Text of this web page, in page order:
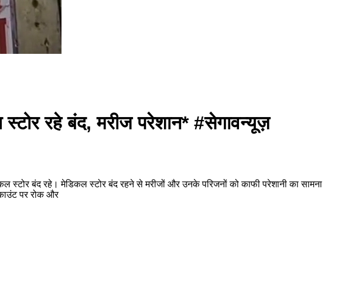
रहे बंद, मरीज परेशान* #सेगावन्यूज़
बंद रहे। मेडिकल स्टोर बंद रहने से मरीजों और उनके परिजनों को काफी परेशानी का सामना
पर रोक और